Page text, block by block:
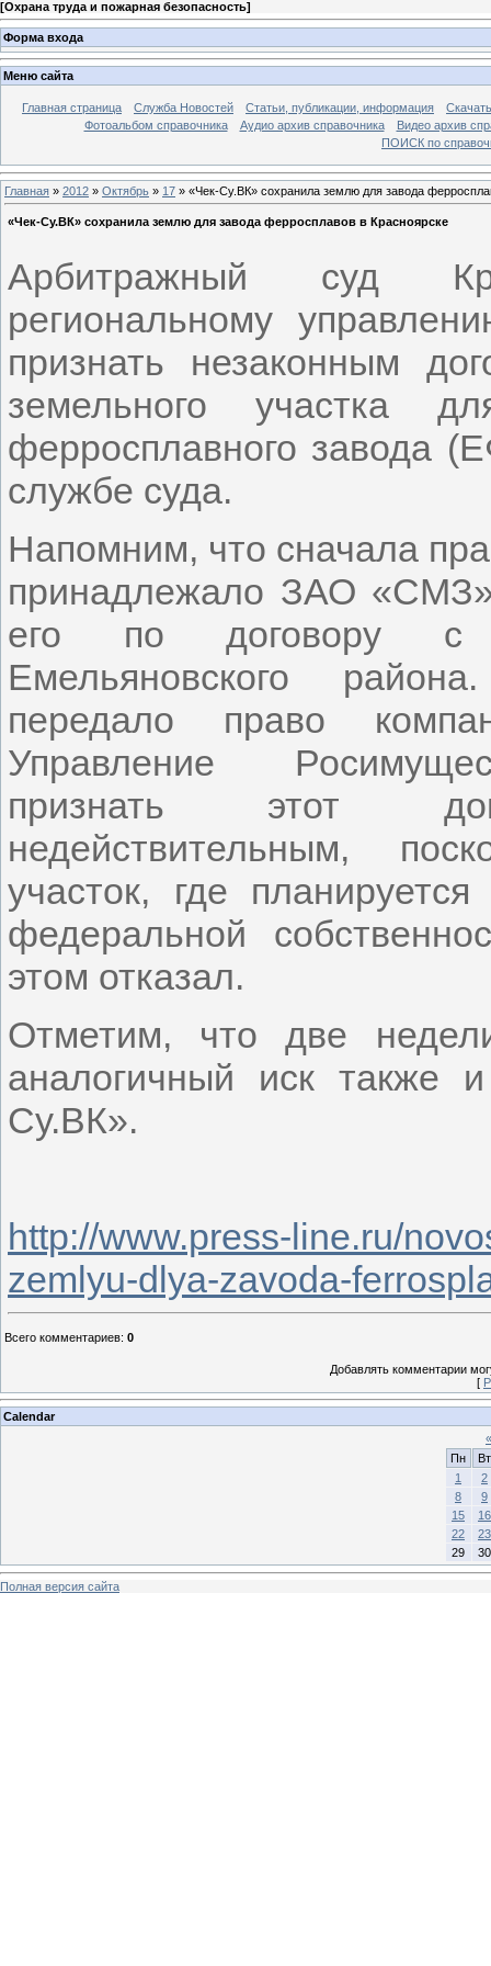
[Охрана труда и пожарная безопасность]
Форма входа
Меню сайта
Главная страница Служба Новостей Статьи, публикации, информация
Фотоальбом справочника
Аудио архив справочника
Видео архив
ПОИСК по
Главная » 2012 » Октябрь » 17 » «Чек-Су.ВК» сохранила землю для завода
«Чек-Су.ВК» сохранила землю для завода ферросплавов в Красноярске
Арбитражный суд
региональному
признать незаконным
земельного участка
ферросплавного завода
службе суда.
Напомним, что сначала
принадлежало ЗАО
его по договору с
Емельяновского
передало право
Управление
признать этот
недействительным,
участок, где
федеральной
этом отказал.
Отметим, что две
аналогичный иск также
Су.ВК».
http://www.press-line.ru/
zemlyu-dlya-zavoda-
Всего комментариев: 0
Добавлять комментарии
[
Calendar
«
Пн
Вт
1
2
8
9
15
16
22
23
29
30
Полная версия сайта